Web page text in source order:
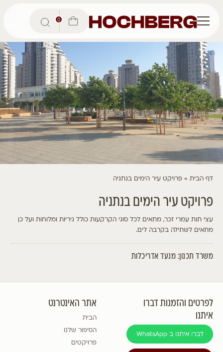
0
דף הבית» פרויקט עיר הימים בנתניה
פרויקט עיר הימים בנתניה
עצי תות עמרי זכר, מתאים לכל סוגי הקרקעות כולל גיריות ומלוחות ועל כן
מתאים לשתילה בקרבה לים.
משרד תכנון: מנעד אדריכלות
לפרטים והזמנות דברו
איתנו
דברו איתנו ב WhatsApp
אתר האינטרנט
הבית
הסיפור שלנו
פרויקטים